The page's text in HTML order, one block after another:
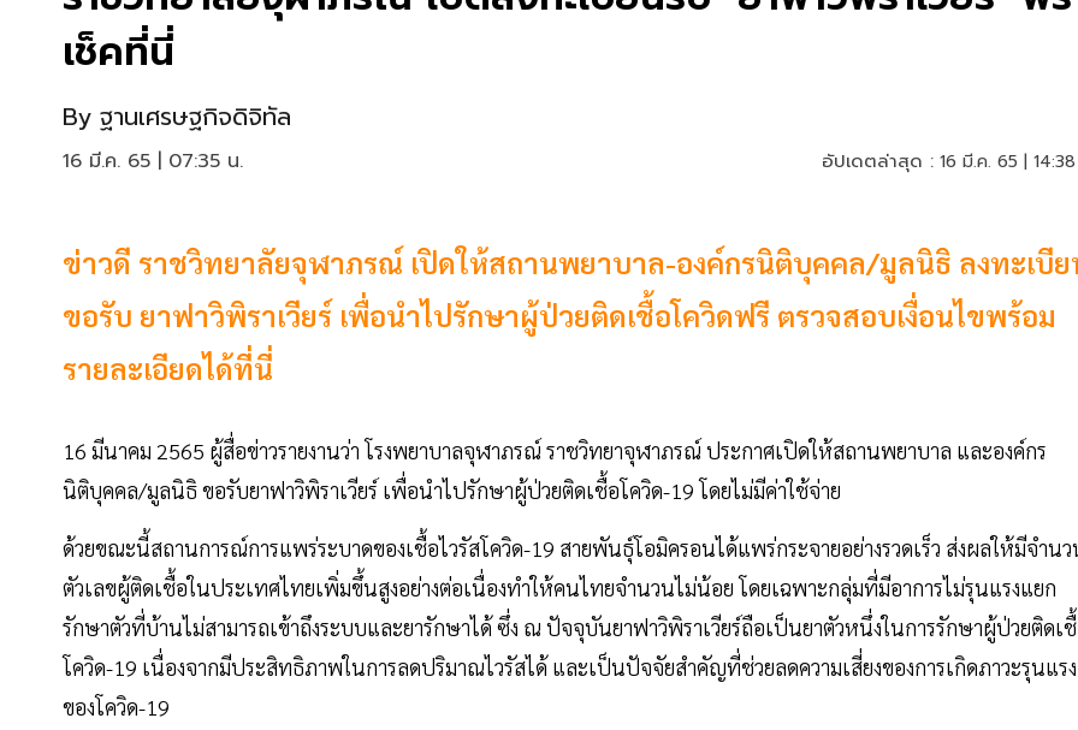
เช็คที่นี่
By ฐานเศรษฐกิจดิจิทัล
16 มี.ค. 65 | 07:35 น. อัปเดตล่าสุด : 16 มี.ค. 65 |
ข่าวดี ราชวิทยาลัยจุฬาภรณ์ เปิดให้สถานพยาบาล-องค์กรนิติบุคคล/มูลนิธิ ลงทะเบี
ขอรับ ยาฟาวิพิราเวียร์ เพื่อนำไปรักษาผู้ป่วยติดเชื้อโควิดฟรี ตรวจสอบเงื่อนไขพร้อม
รายละเอียดได้ที่นี่
16 มีนาคม 2565 ผู้สื่อข่าวรายงานว่า โรงพยาบาลจุฬาภรณ์ ราชวิทยาจุฬาภรณ์ ประกาศเปิดให้สถานพยาบาล และองค์กร
นิติบุคคล/มูลนิธิ ขอรับยาฟาวิพิราเวียร์ เพื่อนำไปรักษาผู้ป่วยติดเชื้อโควิด-19 โดยไม่มีค่าใช้จ่าย
ด้วยขณะนี้สถานการณ์การแพร่ระบาดของเชื้อไวรัสโควิด-19 สายพันธุ์โอมิครอนได้แพร่กระจายอย่างรวดเร็ว ส่งผลให้มีจำน
ตัวเลขผู้ติดเชื้อในประเทศไทยเพิ่มขึ้นสูงอย่างต่อเนื่องทำให้คนไทยจำนวนไม่น้อย โดยเฉพาะกลุ่มที่มีอาการไม่รุนแรงแยก
รักษาตัวที่บ้านไม่สามารถเข้าถึงระบบและยารักษาได้ ซึ่ง ณ ปัจจุบันยาฟาวิพิราเวียร์ถือเป็นยาตัวหนึ่งในการรักษาผู้ป่วยติดเ
โควิด-19 เนื่องจากมีประสิทธิภาพในการลดปริมาณไวรัสได้ และเป็นปัจจัยสำคัญที่ช่วยลดความเสี่ยงของการเกิดภาวะรุนแรง
ของโควิด-19